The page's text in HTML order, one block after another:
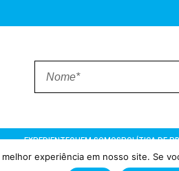
EXPEDIENTEQUEM SOMOSPOLÍTICA DE
experiência em nosso site. Se